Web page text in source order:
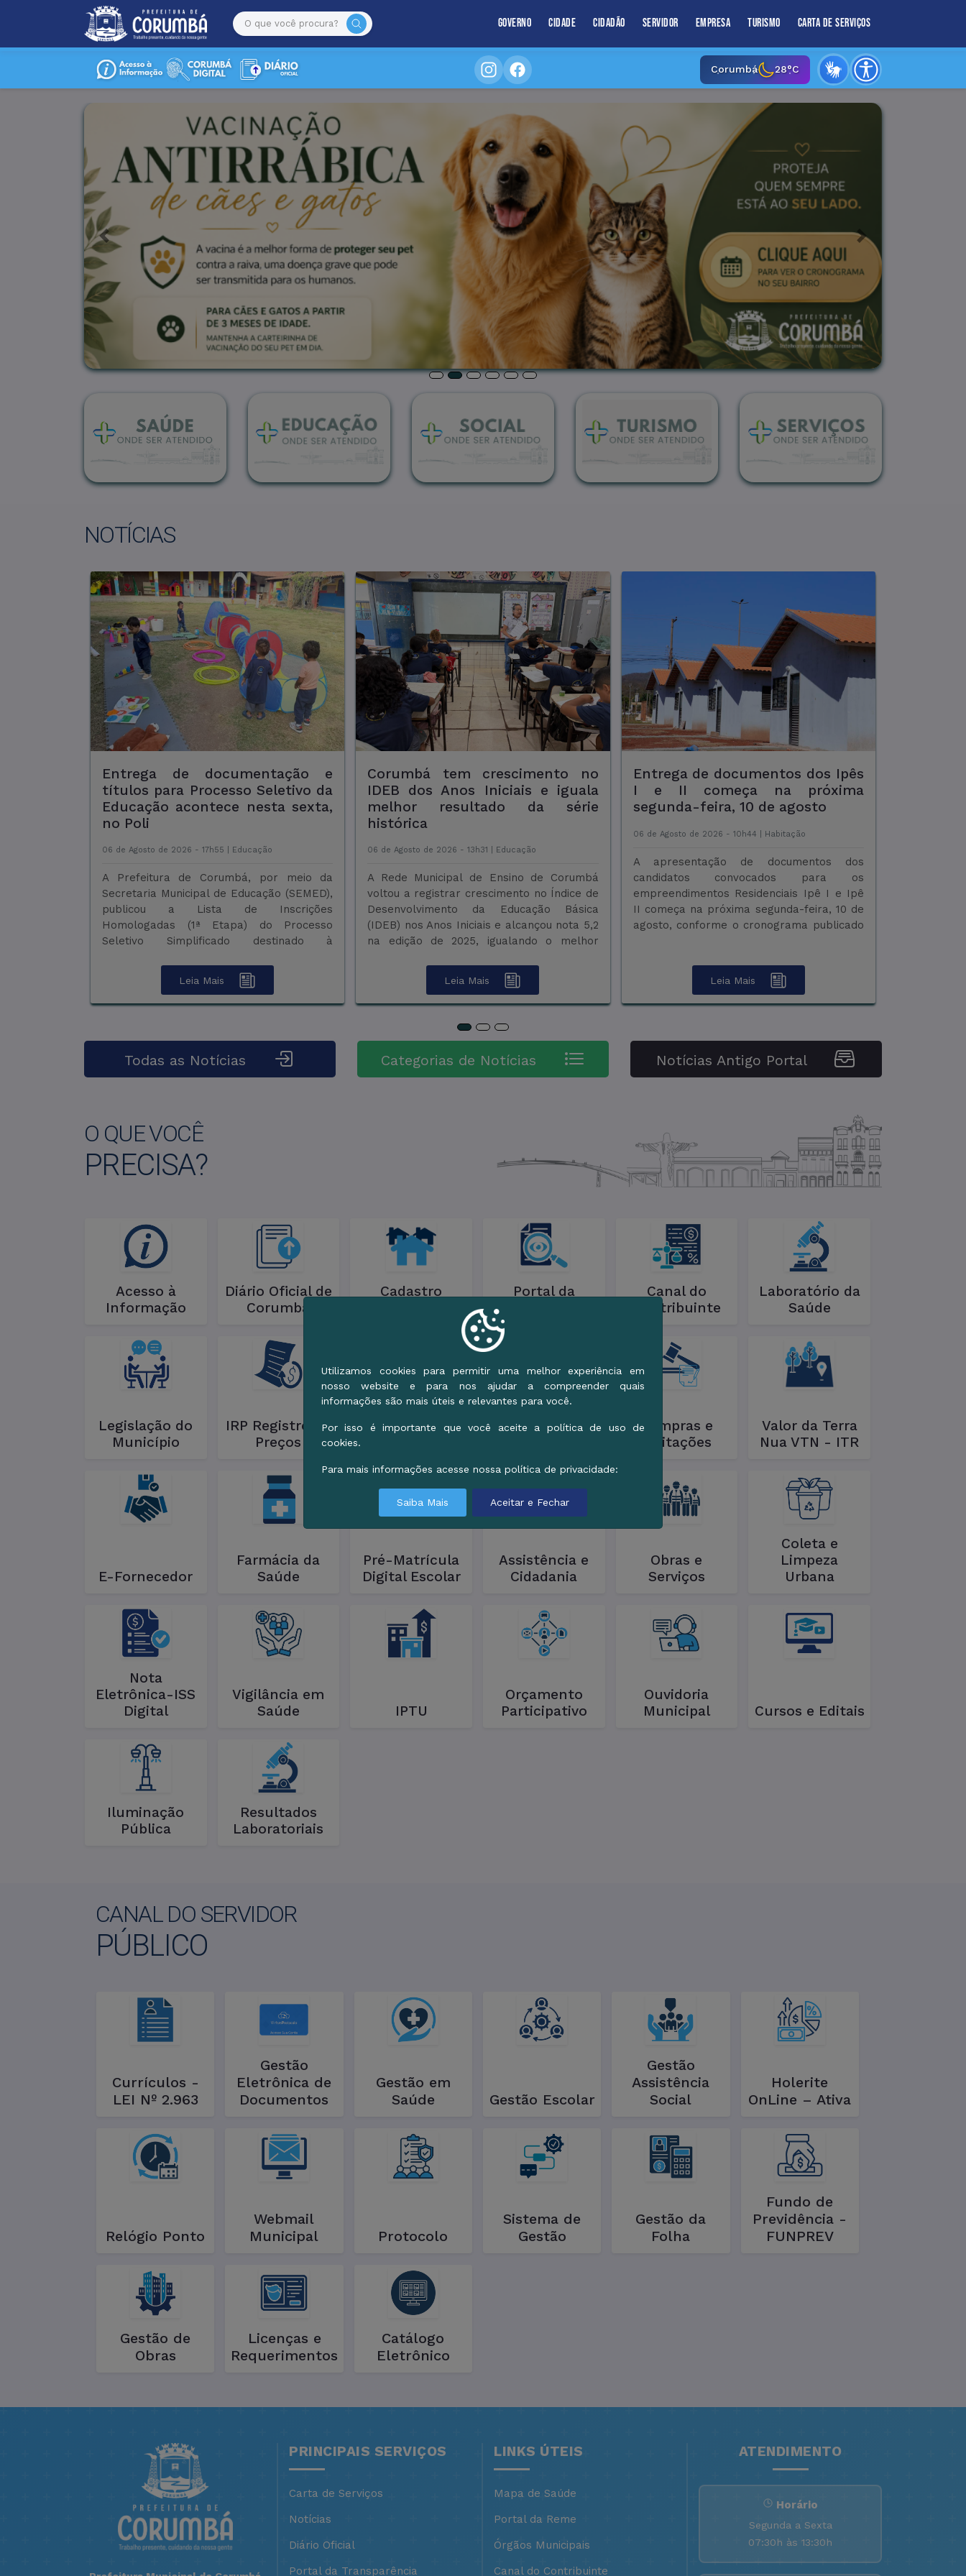
Governo Cidade Cidadão Servidor Empresa Turismo Carta de Serviços
Corumbá 28°C
Previous Next
NOTÍCIAS
Prefeitura promove, no sábado,
ação educativa no Dia do
Pedestre em Corumbá
sábado, 08 de agosto, às 10h30, uma ação
educativa em alusão ao Dia do Pedestre. A
atividade é promovida pela Agência
Municipal de Trânsito e Transporte
(Agetrat) e ocorrerá na rua Delamare,
Leia Mais
Estudantes têm até 14 de agosto
para inscrição em concurso
sobre Segurança no Trânsito
Agência Municipal de Trânsito e Transporte
(AGETRAT) e da Escola de Governo, lançou
o Programa de Educação para o Trânsito e
o concurso “Como você vê a Segurança no
Trânsito? – Você també ...
Leia Mais
Prefeitura entrega
equipamentos para Centro de
Fisioterapia e melhorias na UBSF
A Prefeitura de Corumbá, por meio da
Secretaria Municipal de Saúde, realizou
nesta terça-feira (5) a entrega de novos
equipamentos para o Centro Municipal de
de Saúde (UBS) Padre Ernesto Sassida. A
Leia Mais
Todas as Notícias Categorias de Notícias Notícias Antigo Portal
O QUE VOCÊ
PRECISA?
Acesso à
Informação
Diário Oficial de
Corumbá
Cadastro
Portal da
Transparência
Canal do
Contribuinte
Laboratório da
Saúde
Legislação do
Município
IRP Registro de
Preços
Atas de
Registro de
Plano de
Contratação
Compras e
Licitações
Valor da Terra
Nua VTN - ITR
E-Fornecedor
Farmácia da
Saúde
Pré-Matrícula
Digital Escolar
Assistência e
Cidadania
Obras e
Serviços
Coleta e
Limpeza
Urbana
Nota
Eletrônica-ISS
Digital
Vigilância em
Saúde
IPTU
Orçamento
Participativo
Ouvidoria
Municipal
Cursos e Editais
Iluminação
Pública
Resultados
Laboratoriais
CANAL DO SERVIDOR
PÚBLICO
Currículos -
LEI Nº 2.963
Gestão
Eletrônica de
Documentos
Gestão em
Saúde
Gestão Escolar
Gestão
Assistência
Social
Holerite
OnLine – Ativa
Relógio Ponto
Webmail
Municipal
Protocolo
Sistema de
Gestão
Gestão da
Folha
Fundo de
Previdência -
FUNPREV
Gestão de
Obras
Licenças e
Requerimentos
Catálogo
Eletrônico
PRINCIPAIS SERVIÇOS
Carta de Serviços
Notícias
Diário Oficial
Portal da Transparência
LINKS ÚTEIS
Mapa de Saúde
Portal da Reme
Órgãos Municipais
Canal do Contribuinte
ATENDIMENTO
Horário
Segunda a Sexta
07:30h às 13:30h
Utilizamos cookies para permitir uma melhor experiência em
nosso website e para nos ajudar a compreender quais
informações são mais úteis e relevantes para você.
Por isso é importante que você aceite a política de uso de
cookies.
Para mais informações acesse nossa política de privacidade:
Saiba Mais Aceitar e Fechar